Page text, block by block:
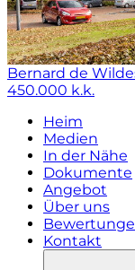
Bernard de
450.000 k.k.
Heim
Medien
In der Nähe
Dokumente
Angebot
Über uns
Kontakt